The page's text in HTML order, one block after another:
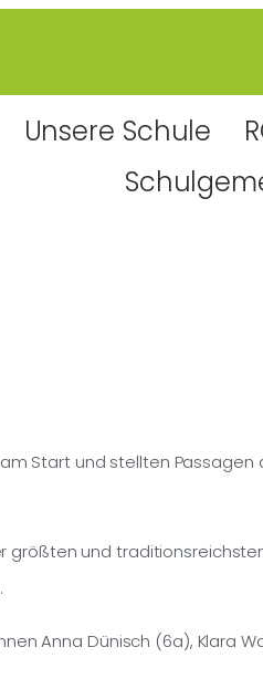
Unsere Schule
Start und stellten Passagen
größten und
Anna Dünisch (6a), Klara